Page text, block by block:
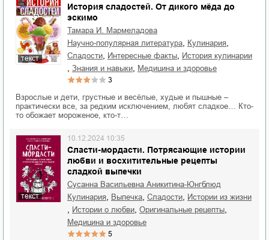
текст
История сладостей. От дикого мёда до
эскимо
Тамара И. Мармеладова
научно-популярная литература
кулинария
сладости интересные факты история кулинарии
знания и навыки медицина и здоровье
3
Взрослые и дети, грустные и весёлые, худые и пышные –
практически все, за редким исключением, любят сладкое… Кто-
то обожает мороженое, кто-т…
текст
Сласти-мордасти. Потрясающие истории
любви и восхитительные рецепты
сладкой выпечки
10.12.2024 10:35
Сусанна Васильевна Аникитина-Юнгблюд
кулинария
выпечка сладости истории из жизни
истории о любви оригинальные рецепты
медицина и здоровье
5